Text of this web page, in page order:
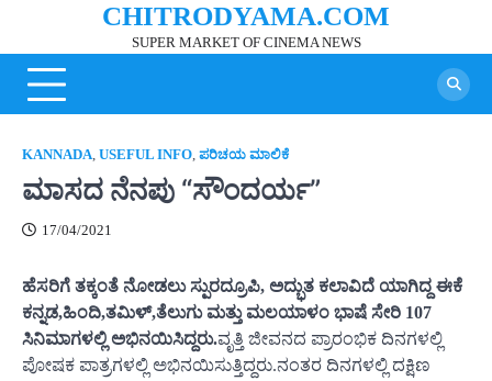
content
CHITRODYAMA.COM
SUPER MARKET OF CINEMA NEWS
KANNADA, USEFUL INFO, ಪರಿಚಯ ಮಾಲಿಕೆ
ಮಾಸದ ನೆನಪು “ಸೌಂದರ್ಯ”
17/04/2021
ಹೆಸರಿಗೆ ತಕ್ಕಂತೆ ನೋಡಲು ಸ್ಪುರದ್ರೂಪಿ, ಅದ್ಭುತ ಕಲಾವಿದೆ ಯಾಗಿದ್ದ ಈಕೆ
ಕನ್ನಡ,ಹಿಂದಿ,ತಮಿಳ್,ತೆಲುಗು ಮತ್ತು ಮಲಯಾಳಂ ಭಾಷೆ ಸೇರಿ 107
ಸಿನಿಮಾಗಳಲ್ಲಿ ಅಭಿನಯಿಸಿದ್ದರು.ವೃತ್ತಿ ಜೀವನದ ಪ್ರಾರಂಭಿಕ ದಿನಗಳಲ್ಲಿ
ಪೋಷಕ ಪಾತ್ರಗಳಲ್ಲಿ ಅಭಿನಯಿಸುತ್ತಿದ್ದರು.ನಂತರ ದಿನಗಳಲ್ಲಿ ದಕ್ಷಿಣ